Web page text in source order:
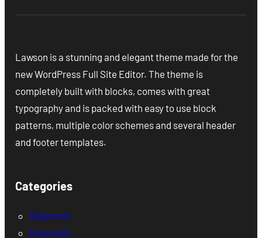
Lawson is a stunning and elegant theme made for the
new WordPress Full Site Editor. The theme is
completely built with blocks, comes with great
typography and is packed with easy to use block
patterns, multiple color schemes and several header
and footer templates.
Categories
Allgemein
Diversität